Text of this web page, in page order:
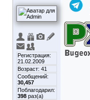
Регистрация:
21.02.2009
Возраст: 41
Сообщений:
30,457
Поблагодарил:
398 раз(а)